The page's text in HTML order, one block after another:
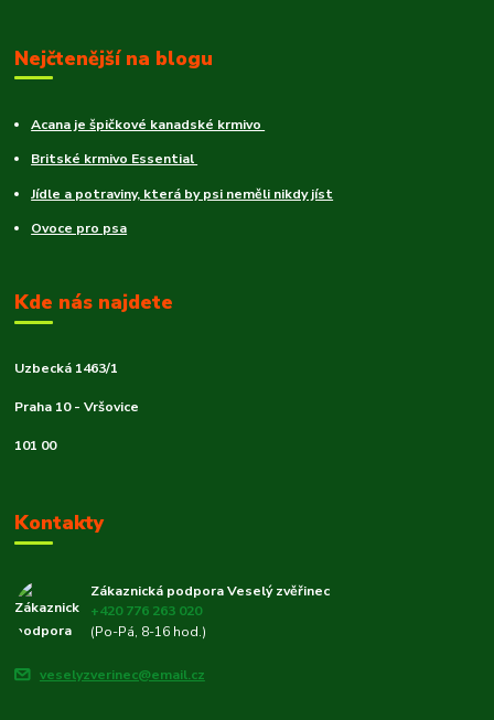
Nejčtenější na blogu
Acana je špičkové kanadské krmivo
Britské krmivo Essential
Jídle a potraviny, která by psi neměli nikdy jíst
Ovoce pro psa
Kde nás najdete
Uzbecká 1463/1
Praha 10 - Vršovice
101 00
Kontakty
Zákaznická podpora Veselý zvěřinec
+420 776 263 020
(Po-Pá, 8-16 hod.)
veselyzverinec@email.cz